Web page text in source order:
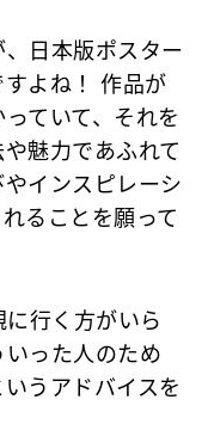
日本版ポスター
よね！ 作品が
ていて、それを
魅力であふれて
インスピレーシ
ることを願って
行く方がいら
った人のため
うアドバイスを